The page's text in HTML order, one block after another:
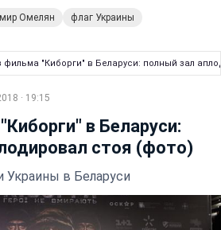
Омелян флаг Украины
фильма "Киборги" в Беларуси: полный зал
· 19:15
в Беларуси:
стоя (фото)
Украины в Беларуси